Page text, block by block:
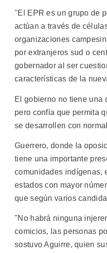
"El EPR es un grupo de
actúan a través de
organizaciones
por extranjeros sud o
gobernador al ser
características de la
El gobierno no tiene una
pero confía que permita
se desarrollen con
Guerrero, donde la
tiene una importante
comunidades indígenas,
estados con mayor
que según varios
"No habrá ninguna
comicios, las personas
sostuvo Aguirre, quien